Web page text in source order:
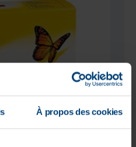
À propos des cookies